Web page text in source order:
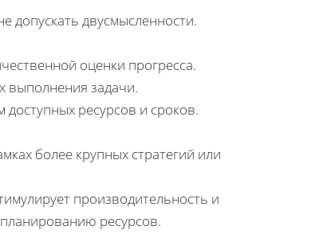
допускать двусмысленности.
оценки прогресса.
выполнения задачи.
ресурсов и сроков.
более крупных стратегий или
производительность и
ресурсов.